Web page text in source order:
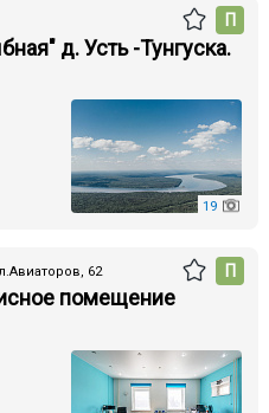
д. Усть -Тунгуска.
П
19
62
помещение
П